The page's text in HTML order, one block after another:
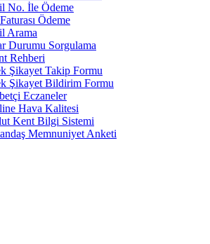
No. İle Ödeme
Ödeme
Arama
Durumu Sorgulama
Rehberi
Şikayet Takip Formu
Şikayet Bildirim Formu
Eczaneler
Hava Kalitesi
Kent Bilgi Sistemi
Memnuniyet Anketi